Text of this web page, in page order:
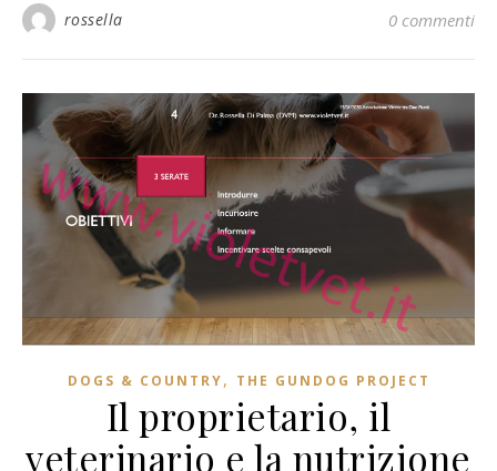
rossella 0 commenti
DOGS & COUNTRY, THE GUNDOG PROJECT
Il proprietario, il
veterinario e la nutrizione